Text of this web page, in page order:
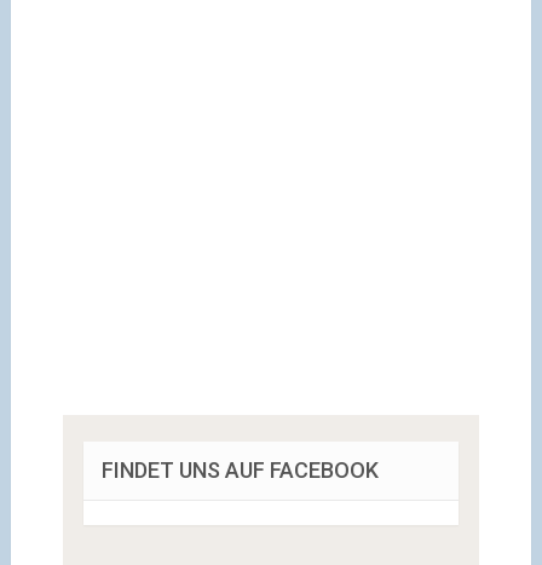
FINDET UNS AUF FACEBOOK